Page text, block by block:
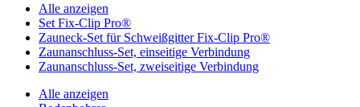
Alle anzeigen
Set Fix-Clip Pro®
Zauneck-Set für Schweißgitter Fix-Clip Pro®
Zaunanschluss-Set, einseitige Verbindung
Zaunanschluss-Set, zweiseitige Verbindung
Alle anzeigen